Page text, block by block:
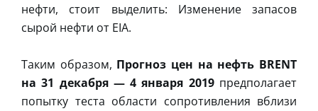
нефти, стоит выделить: Изменение запасов
сырой нефти от EIA.
Таким образом, Прогноз цен на нефть BRENT
на 31 декабря — 4 января 2019предполагает
попытку теста области сопротивления вблизи